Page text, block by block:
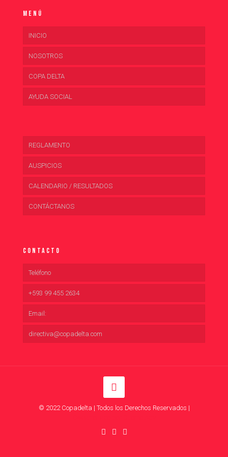
Menú
INICIO
NOSOTROS
COPA DELTA
AYUDA SOCIAL
REGLAMENTO
AUSPICIOS
CALENDARIO / RESULTADOS
CONTÁCTANOS
Contacto
Teléfono
+593 99 455 2634
Email:
directiva@copadelta.com
© 2022 Copadelta | Todos los Derechos Reservados |